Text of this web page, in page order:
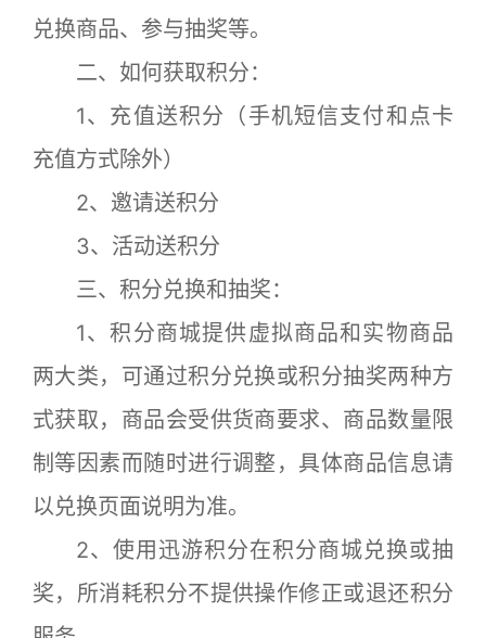
兑换商品、参与抽奖等。
二、如何获取积分：
1、充值送积分（手机短信支付和点卡
充值方式除外）
2、邀请送积分
3、活动送积分
三、积分兑换和抽奖：
1、积分商城提供虚拟商品和实物商品
两大类，可通过积分兑换或积分抽奖两种方
式获取，商品会受供货商要求、商品数量限
制等因素而随时进行调整，具体商品信息请
以兑换页面说明为准。
2、使用迅游积分在积分商城兑换或抽
奖，所消耗积分不提供操作修正或退还积分